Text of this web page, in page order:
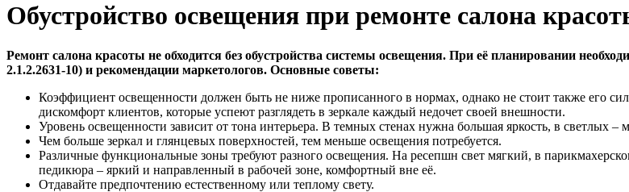
Обустройство освещения при ремонте салона
Ремонт салона красоты не обходится без обустройства системы освещения. При её планировании
2.1.2.2631-10) и рекомендации маркетологов. Основные советы:
Коэффициент освещенности должен быть не ниже прописанного в нормах, однако не стоит также его
дискомфорт клиентов, которые успеют разглядеть в зеркале каждый недочет своей внешности.
Уровень освещенности зависит от тона интерьера. В темных стенах нужна большая яркость, в светлых –
Чем больше зеркал и глянцевых поверхностей, тем меньше освещения потребуется.
Различные функциональные зоны требуют разного освещения. На ресепшн свет мягкий, в
педикюра – яркий и направленный в рабочей зоне, комфортный вне её.
Отдавайте предпочтению естественному или теплому свету.